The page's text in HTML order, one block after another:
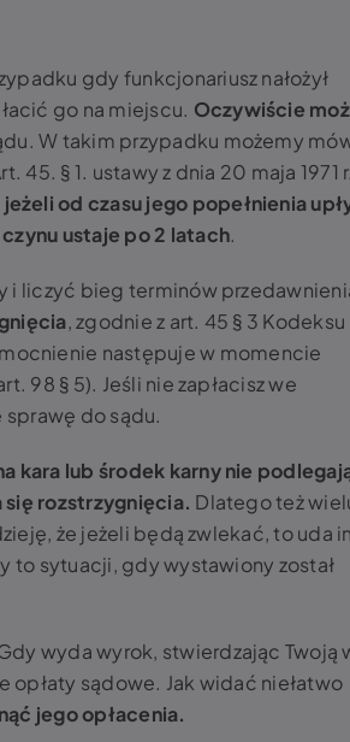
gdy funkcjonariusz nałożył
go na miejscu. Oczywiście
W takim przypadku możemy
45. § 1. ustawy z dnia 20 maja 1971 r.
od czasu jego popełnienia
ustaje po 2 latach.
i liczyć bieg terminów
, zgodnie z art. 45 § 3 Kodeksu
następuje w momencie
98 § 5). Jeśli nie zapłacisz we
do sądu.
kara lub środek karny nie
rozstrzygnięcia. Dlatego też
że jeżeli będą zwlekać, to uda
to sytuacji, gdy wystawiony został
wyda wyrok, stwierdzając Twoją
opłaty sądowe. Jak widać niełatwo
jego opłacenia.